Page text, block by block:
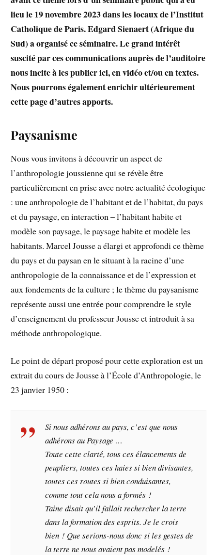
lieu le 19 novembre 2023 dans les locaux de l’Institut
Catholique de Paris. Edgard Sienaert (Afrique du
Sud) a organisé ce séminaire. Le grand intérêt
suscité par ces communications auprès de l’auditoire
nous incite à les publier ici, en vidéo et/ou en textes.
Nous pourrons également enrichir ultérieurement
cette page d’autres apports.
Paysanisme
Nous vous invitons à découvrir un aspect de
l’anthropologie joussienne qui se révèle être
particulièrement en prise avec notre actualité écologique
: une anthropologie de l’habitant et de l’habitat, du pays
et du paysage, en interaction – l’habitant habite et
modèle son paysage, le paysage habite et modèle les
habitants. Marcel Jousse a élargi et approfondi ce thème
du pays et du paysan en le situant à la racine d’une
anthropologie de la connaissance et de l’expression et
aux fondements de la culture ; le thème du paysanisme
représente aussi une entrée pour comprendre le style
d’enseignement du professeur Jousse et introduit à sa
méthode anthropologique.
Le point de départ proposé pour cette exploration est un
extrait du cours de Jousse à l’École d’Anthropologie, le
23 janvier 1950 :
Si nous adhérons au pays, c’est que nous
adhérons au Paysage …
Toute cette clarté, tous ces élancements de
peupliers, toutes ces haies si bien divisantes,
toutes ces routes si bien conduisantes,
comme tout cela nous a formés !
Taine disait qu’il fallait rechercher la terre
dans la formation des esprits. Je le crois
bien ! Que serions-nous donc si les gestes de
la terre ne nous avaient pas modelés !